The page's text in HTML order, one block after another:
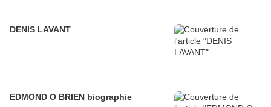
DENIS LAVANT
EDMOND O BRIEN biographie